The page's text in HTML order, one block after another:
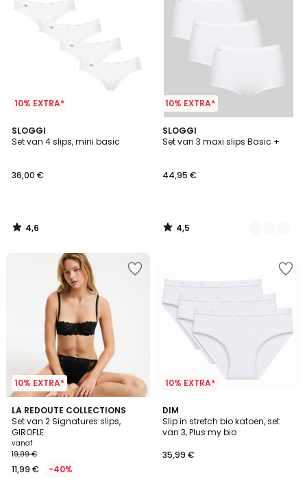
10% EXTRA*
SLOGGI
Set van 4 slips, mini basic
36,00 €
4,6
/ 5
4,6
/
10% EXTRA*
SLOGGI
Set van 3 maxi slips Basic +
44,95 €
4,5
/ 5
3
Kleuren
4,5
/
10% EXTRA*
LA REDOUTE COLLECTIONS
Set van 2 Signatures slips,
GIROFLE
vanaf
19,99 €
11,99 € -40%
4,7
/ 5
3
Kleuren
10% EXTRA*
DIM
Slip in stretch bio katoen, set
van 3, Plus my bio
35,99 €
4,6
/ 5
2
Kleuren